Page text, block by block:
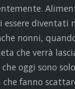
diventati
nonni,
che verrà
oggi sono
che fanno